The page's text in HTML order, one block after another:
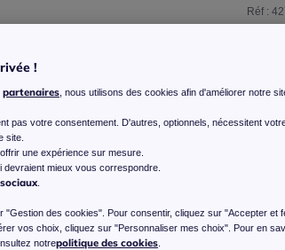
Réf :
-
!
partenaires , nous utilisons des cookies afin d'améliorer notre
pas votre consentement. D'autres, optionnels, nécessitent
site.
une expérience sur mesure.
devraient mieux vous correspondre.
.
"Gestion des cookies". Pour consentir, cliquez sur "Accepter et
vos choix, cliquez sur "Personnaliser mes choix". Pour en
notrepolitique des cookies